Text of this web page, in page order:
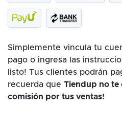
Simplemente vincula tu
pago o ingresa las
listo! Tus clientes podrán
recuerda que Tiendup no te
comisión por tus ventas!